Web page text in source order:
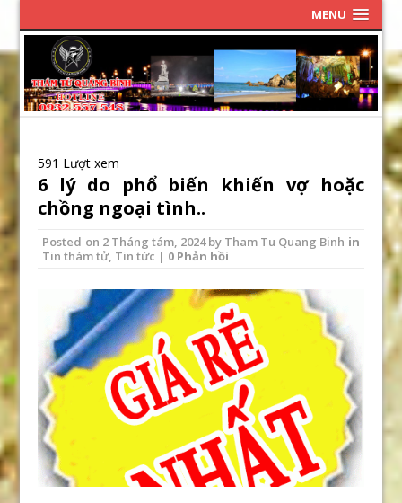
MENU
591 Lượt xem
6 lý do phổ biến khiến vợ hoặc
chồng ngoại tình..
Posted on 2 Tháng tám, 2024by Tham Tu Quang Binh in
Tin thám tử, Tin tức | 0 Phản hồi